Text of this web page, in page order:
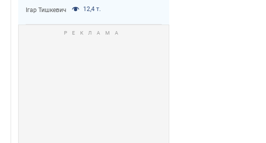
Ігар Тишкевич 12,4 т.